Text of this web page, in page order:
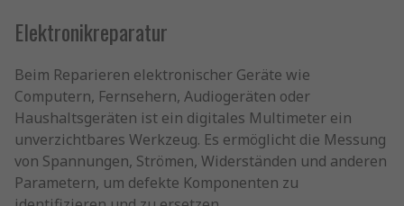
Elektronikreparatur
Beim Reparieren elektronischer Geräte wie
Computern, Fernsehern, Audiogeräten oder
Haushaltsgeräten ist ein digitales Multimeter ein
unverzichtbares Werkzeug. Es ermöglicht die Messung
von Spannungen, Strömen, Widerständen und anderen
Parametern, um defekte Komponenten zu